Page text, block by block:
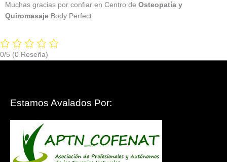
Muchas gracias por confiar en Centro de Osteopatía y
Quiromasaje Body Perfect.
0/5 (0 Reseña)
Estamos Avalados Por: